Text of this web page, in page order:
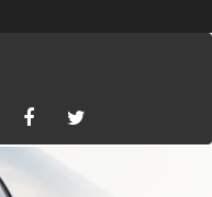
Podrobnosti